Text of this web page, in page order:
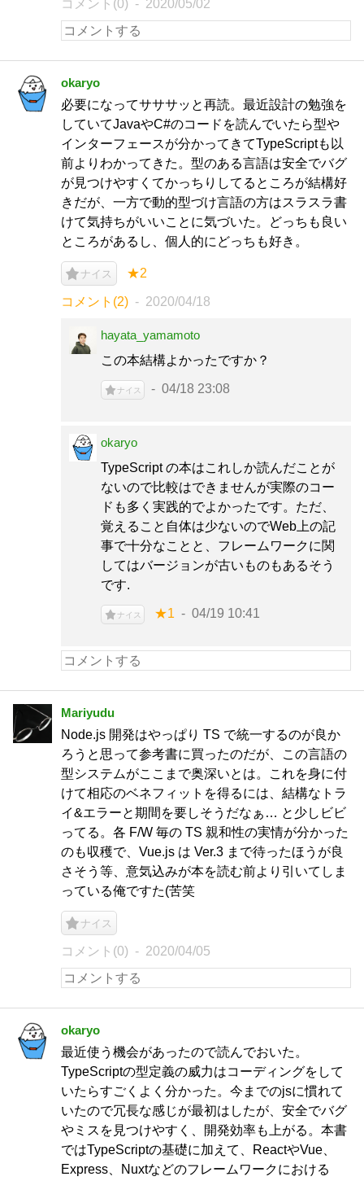
コメント(0) 2020/05/02
okaryo
必要になってサササッと再読。最近設計の勉強を
していてJavaやC#のコードを読んでいたら型や
インターフェースが分かってきてTypeScriptも以
前よりわかってきた。型のある言語は安全でバグ
が見つけやすくてかっちりしてるところが結構好
きだが、一方で動的型づけ言語の方はスラスラ書
けて気持ちがいいことに気づいた。どっちも良い
ところがあるし、個人的にどっちも好き。
ナイス ★2
コメント(2) 2020/04/18
hayata_yamamoto
この本結構よかったですか？
ナイス 04/18 23:08
okaryo
TypeScript の本はこれしか読んだことが
ないので比較はできませんが実際のコー
ドも多く実践的でよかったです。ただ、
覚えること自体は少ないのでWeb上の記
事で十分なことと、フレームワークに関
してはバージョンが古いものもあるそう
です.
ナイス ★1 04/19 10:41
Mariyudu
Node.js 開発はやっぱり TS で統一するのが良か
ろうと思って参考書に買ったのだが、この言語の
型システムがここまで奥深いとは。これを身に付
けて相応のベネフィットを得るには、結構なトラ
イ&エラーと期間を要しそうだなぁ… と少しビビ
ってる。各 F/W 毎の TS 親和性の実情が分かった
のも収穫で、Vue.js は Ver.3 まで待ったほうが良
さそう等、意気込みが本を読む前より引いてしま
っている俺ですた(苦笑
ナイス
コメント(0) 2020/04/05
okaryo
最近使う機会があったので読んでおいた。
TypeScriptの型定義の威力はコーディングをして
いたらすごくよく分かった。今までのjsに慣れて
いたので冗長な感じが最初はしたが、安全でバグ
やミスを見つけやすく、開発効率も上がる。本書
ではTypeScriptの基礎に加えて、ReactやVue、
Express、Nuxtなどのフレームワークにおける